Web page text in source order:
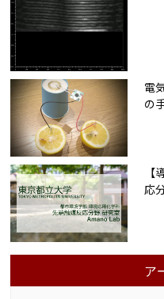
電
の
応
ア